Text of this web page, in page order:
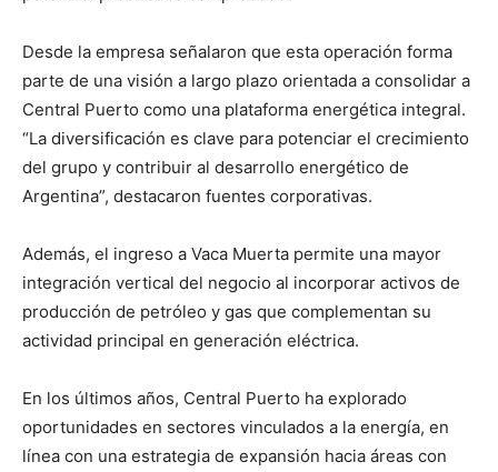
Desde la empresa señalaron que esta operación forma
parte de una visión a largo plazo orientada a consolidar a
Central Puerto como una plataforma energética integral.
“La diversificación es clave para potenciar el crecimiento
del grupo y contribuir al desarrollo energético de
Argentina”, destacaron fuentes corporativas.
Además, el ingreso a Vaca Muerta permite una mayor
integración vertical del negocio al incorporar activos de
producción de petróleo y gas que complementan su
actividad principal en generación eléctrica.
En los últimos años, Central Puerto ha explorado
oportunidades en sectores vinculados a la energía, en
línea con una estrategia de expansión hacia áreas con